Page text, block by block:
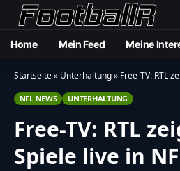
Home Mein Feed Meine
Startseite» Unterhaltung» Free-TV: RTL
NFL NEWS UNTERHALTUNG
Free-TV: RTL
Spiele live in